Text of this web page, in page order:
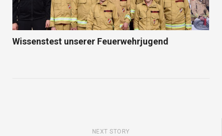
Wissenstest unserer Feuerwehrjugend
NEXT STORY